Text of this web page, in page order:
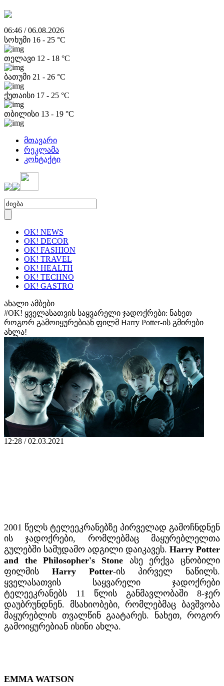
06:46 / 06.08.2026
სოხუმი 16 - 25 °C
თელავი 12 - 18 °C
ბათუმი 21 - 26 °C
ქუთაისი 17 - 25 °C
თბილისი 13 - 19 °C
მთავარი
რეკლამა
კონტაქტი
OK! NEWS
OK! DECOR
OK! FASHION
OK! TRAVEL
OK! HEALTH
OK! TECHNO
OK! GASTRO
ახალი ამბები
#OK! ყველასათვის საყვარელი ჯადოქრები: ნახეთ
როგორ გამოიყურებიან ფილმ Harry Potter-ის გმირები
ახლა!
12:28 / 02.03.2021
2001 წელს ტელეეკრანებზე პირველად გამოჩნდნენ
ის ჯადოქრები, რომლებმაც მაყურებლელთა
გულებში სამუდამო ადგილი დაიკავეს. Harry Potter
and the Philosopher's Stone ასე ერქვა ცნობილი
ფილმის Harry Potter-ის პირველ ნაწილს.
ყველასათვის საყვარელი ჯადოქრები
ტელეეკრანებს 11 წლის განმავლობაში 8-ჯერ
დაუბრუნდნენ. მსახიობები, რომლებმაც ბავშვობა
მაყურებლის თვალწინ გაატარეს. ნახეთ, როგორ
გამოიყურებიან ისინი ახლა.
EMMA WATSON